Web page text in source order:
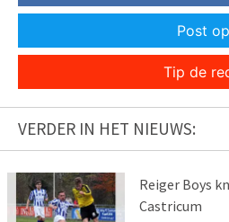
Post
Tip de
VERDER IN HET NIEUWS:
Reiger Boys
Castricum